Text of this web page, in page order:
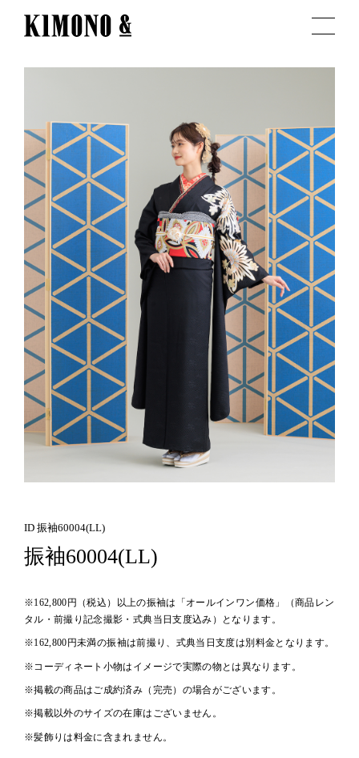
ID 振袖60004(LL)
振袖60004(LL)
※162,800円（税込）以上の振袖は「オールインワン価格」（商品レン
タル・前撮り記念撮影・式典当日支度込み）となります。
※162,800円未満の振袖は前撮り、式典当日支度は別料金となります。
※コーディネート小物はイメージで実際の物とは異なります。
※掲載の商品はご成約済み（完売）の場合がございます。
※掲載以外のサイズの在庫はございません。
※髪飾りは料金に含まれません。